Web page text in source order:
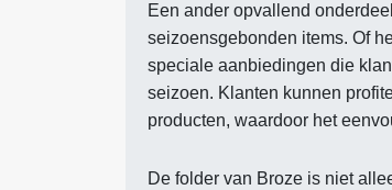
Een ander opvallend
seizoensgebonden items. Of
speciale aanbiedingen die
seizoen. Klanten kunnen
producten, waardoor het
De folder van Broze is niet